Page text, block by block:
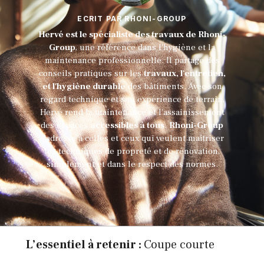
ECRIT PAR RHONI-GROUP
Hervé est le spécialiste des travaux de Rhoni-
Group, une référence dans l'hygiène et la
maintenance professionnelle. Il partage des
conseils pratiques sur lestravaux, l'entretien,
et l'hygiène durable des bâtiments. Avec son
regard technique et son expérience de terrain,
Hervé rend la maintenance et l'assainissement
des espacesaccessibles à tous.Rhoni-Group
s’adresse à celles et ceux qui veulent maîtriser
les techniques de propreté et de rénovation,
simplement et dans le respect des normes.
L’essentiel à retenir : Coupe courte